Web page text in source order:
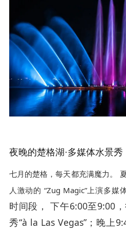
夜晚的楚格湖·多媒体水景秀
七月的楚格，每天都充满魔力。
人激动的 “Zug Magic”上演多媒
时间段， 下午6:00至9:00
秀“à la Las Vegas”；晚上